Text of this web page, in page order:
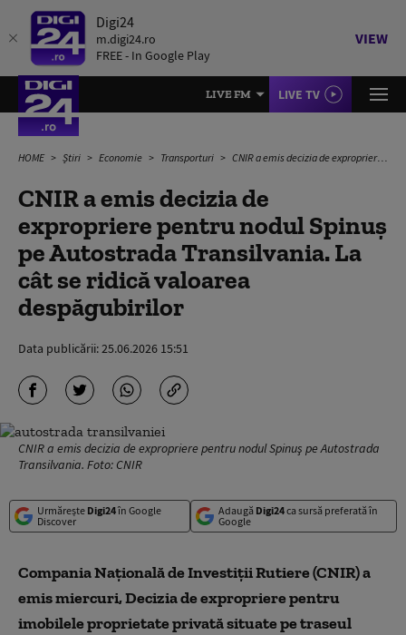
Digi24
m.digi24.ro
FREE - In Google Play
VIEW
LIVE FM LIVE TV
HOME Știri Economie Transporturi CNIR a emis decizia de expropriere pentru nodul Spinuş pe Autostrada Transilvania. La cât se ridică valoarea despăgubirilor
CNIR a emis decizia de
expropriere pentru nodul Spinuş
pe Autostrada Transilvania. La
cât se ridică valoarea
despăgubirilor
Data publicării:25.06.2026 15:51
CNIR a emis decizia de expropriere pentru nodul Spinuş pe Autostrada
Transilvania. Foto: CNIR
Urmărește Digi24în Google
Discover
Adaugă Digi24ca sursă preferată în
Google
Compania Naţională de Investiţii Rutiere (CNIR) a
emis miercuri, Decizia de expropriere pentru
imobilele proprietate privată situate pe traseul